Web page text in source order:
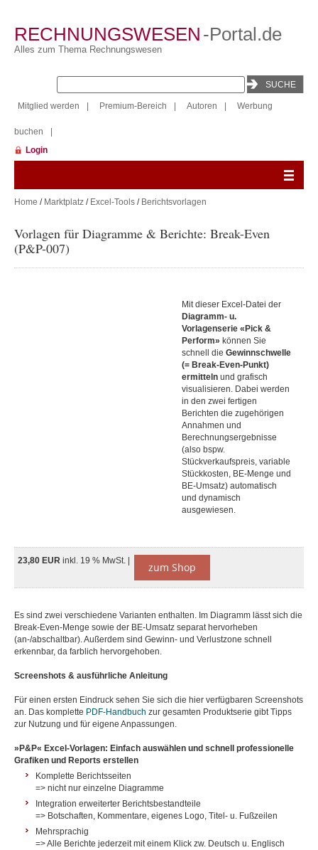
RECHNUNGSWESEN -Portal.de
Alles zum Thema Rechnungswesen
Mitglied werden Premium-Bereich Autoren Werbung
buchen
Login
Home / Marktplatz / Excel-Tools / Berichtsvorlagen
Vorlagen für Diagramme & Berichte: Break-Even
(P&P-007)
Mit dieser Excel-Datei der
Diagramm- u.
Vorlagenserie «Pick &
Perform» können Sie
schnell die Gewinnschwelle
(= Break-Even-Punkt)
ermitteln und grafisch
visualisieren. Dabei werden
in den zwei fertigen
Berichten die zugehörigen
Annahmen und
Berechnungsergebnisse
(also bspw.
Stückverkaufspreis, variable
Stückkosten, BE-Menge und
BE-Umsatz) automatisch
und dynamisch
ausgewiesen.
23,80 EUR inkl. 19 % MwSt. | zum Shop
Es sind zwei verschiedene Varianten enthalten. Im Diagramm lässt sich die
Break-Even-Menge sowie der BE-Umsatz separat hervorheben
(an-/abschaltbar). Außerdem sind Gewinn- und Verlustzone schnell
erkennbar, da farblich hervorgehoben.
Screenshots & ausführliche Anleitung
Für einen ersten Eindruck sehen Sie sich die hier verfügbaren Screenshots
an. Das komplette PDF-Handbuch zur gesamten Produktserie gibt Tipps
zur Nutzung und für eigene Anpassungen.
»P&P« Excel-Vorlagen: Einfach auswählen und schnell professionelle
Grafiken und Reports erstellen
Komplette Berichtsseiten
=> nicht nur einzelne Diagramme
Integration erweiterter Berichtsbestandteile
=> Botschaften, Kommentare, eigenes Logo, Titel- u. Fußzeilen
Mehrsprachig
=> Alle Berichte jederzeit mit einem Klick zw. Deutsch u. Englisch